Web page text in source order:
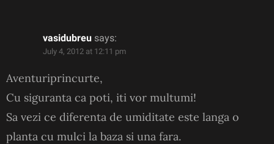
vasidubreu says:
July 4, 2012 at 12:11 pm
Aventuriprincurte,
Cu siguranta ca poti, iti vor multumi!
Sa vezi ce diferenta de umiditate este langa o
planta cu mulci la baza si una fara.